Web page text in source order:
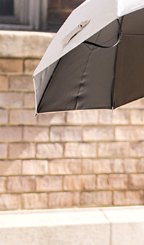
サンバイザー
異素材タイプ
ハットクリップ
ハットライナー